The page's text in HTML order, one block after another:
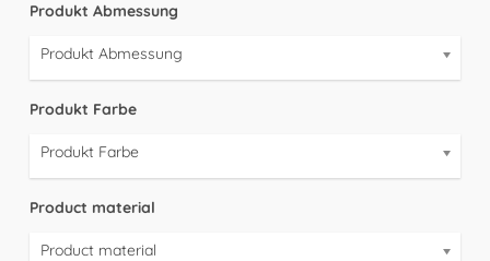
Produkt Abmessung
Produkt Abmessung
Produkt Farbe
Produkt Farbe
Product material
Product material